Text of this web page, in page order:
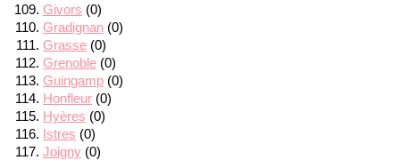
Givors (0)
Gradignan (0)
Grasse (0)
Grenoble (0)
Guingamp (0)
Honfleur (0)
Hyères (0)
Istres (0)
Joigny (0)